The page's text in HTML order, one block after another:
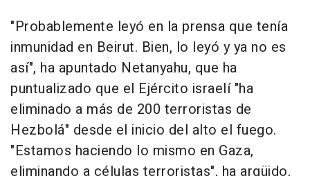
"Probablemente leyó en la prensa que tenía
inmunidad en Beirut. Bien, lo leyó y ya no es
así", ha apuntado Netanyahu, que ha
puntualizado que el Ejército israelí "ha
eliminado a más de 200 terroristas de
Hezbolá" desde el inicio del alto el fuego.
"Estamos haciendo lo mismo en Gaza,
eliminando a células terroristas", ha argüido,